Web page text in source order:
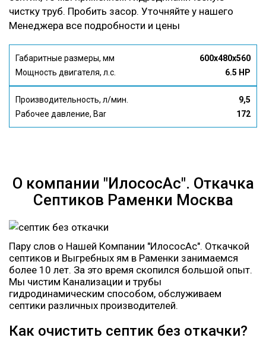
чистку труб. Пробить засор. Уточняйте у нашего
Менеджера все подробности и цены
Габаритные размеры, мм
600x480x560
Мощность двигателя, л.с.
6.5 HP
Производительность, л/мин.
9,5
Рабочее давление, Bar
172
О компании "ИлососАс". Откачка
Септиков Раменки Москва
Пару слов о Нашей Компании "ИлососАс". Откачкой
септиков и Выгребных ям в Раменки занимаемся
более 10 лет. За это время скопился большой опыт.
Мы чистим Канализации и трубы
гидродинамическим способом, обслуживаем
септики различных производителей.
Как очистить септик без откачки?